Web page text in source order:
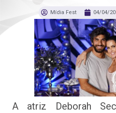
Mídia Fest 04/04/
A atriz Deborah